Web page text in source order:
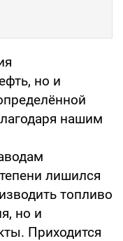
но и
нашим
лишился
топливо
но и
Приходится